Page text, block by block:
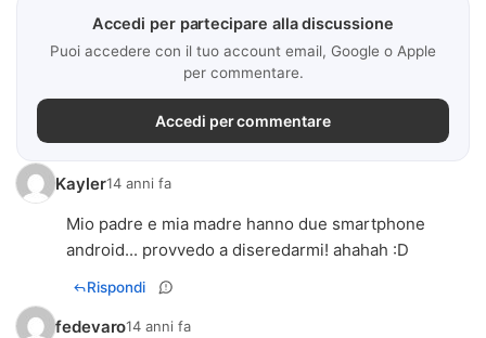
Accedi per partecipare alla discussione
Puoi accedere con il tuo account email, Google o Apple
per commentare.
Accedi per commentare
Kayler14 anni fa
Mio padre e mia madre hanno due smartphone
android... provvedo a diseredarmi! ahahah :D
Rispondi
fedevaro14 anni fa